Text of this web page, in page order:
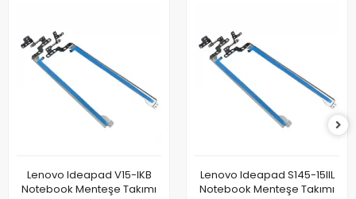
Lenovo Ideapad V15-IKB
Notebook Menteşe Takımı
Lenovo Ideapad S145-15IIL
Notebook Menteşe Takımı